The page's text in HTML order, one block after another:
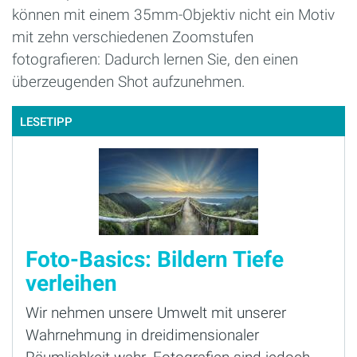
können mit einem 35mm-Objektiv nicht ein Motiv
mit zehn verschiedenen Zoomstufen
fotografieren: Dadurch lernen Sie, den einen
überzeugenden Shot aufzunehmen.
LESETIPP
Foto-Basics: Bildern Tiefe
verleihen
Wir nehmen unsere Umwelt mit unserer
Wahrnehmung in dreidimensionaler